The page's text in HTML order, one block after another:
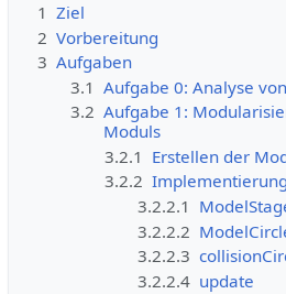
1 Ziel
2 Vorbereitung
3 Aufgaben
3.1 Aufgabe 0: Analyse
3.2 Aufgabe 1:
Moduls
3.2.1 Erstellen der
3.2.2
3.2.2.1
3.2.2.2
3.2.2.3
3.2.2.4 update